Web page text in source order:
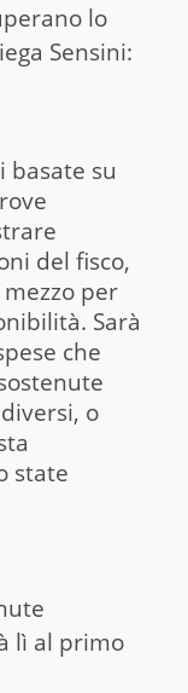
lo
Sensini:
basate su
del fisco,
per
Sarà
che
o
state
lì al primo